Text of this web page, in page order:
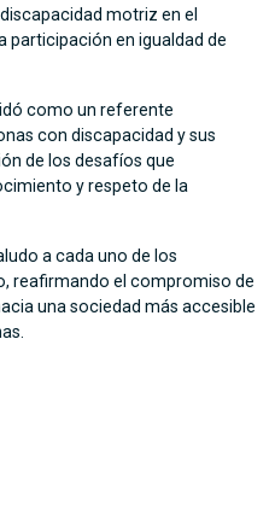
motriz en el
participación en igualdad de
como un referente
con discapacidad y sus
de los desafíos que
y respeto de la
a cada uno de los
reafirmando el compromiso de
una sociedad más accesible